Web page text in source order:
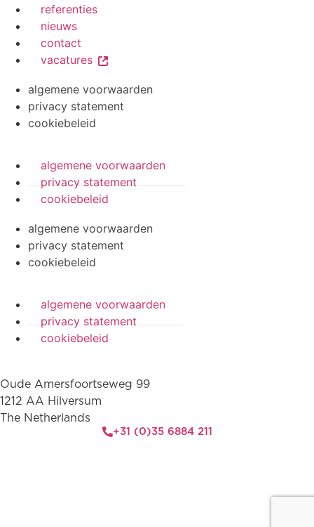
referenties
nieuws
contact
vacatures
algemene voorwaarden
privacy statement
cookiebeleid
algemene voorwaarden
privacy statement
cookiebeleid
algemene voorwaarden
privacy statement
cookiebeleid
algemene voorwaarden
privacy statement
cookiebeleid
Oude Amersfoortseweg 99
1212 AA Hilversum
The Netherlands
+31 (0)35 6884 211